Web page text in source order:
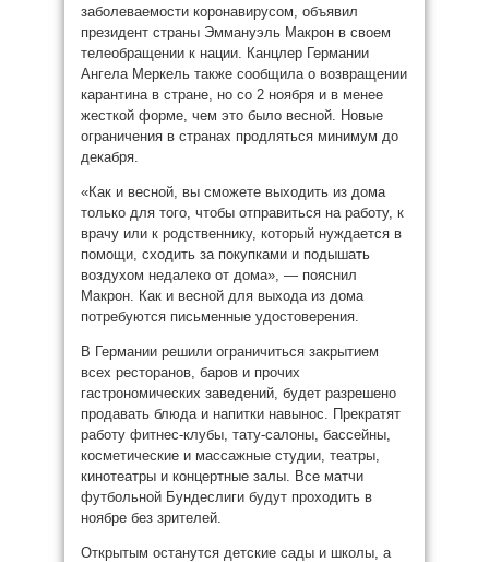
заболеваемости коронавирусом, объявил
президент страны Эммануэль Макрон в своем
телеобращении к нации. Канцлер Германии
Ангела Меркель также сообщила о возвращении
карантина в стране, но со 2 ноября и в менее
жесткой форме, чем это было весной. Новые
ограничения в странах продляться минимум до
декабря.
«Как и весной, вы сможете выходить из дома
только для того, чтобы отправиться на работу, к
врачу или к родственнику, который нуждается в
помощи, сходить за покупками и подышать
воздухом недалеко от дома», — пояснил
Макрон. Как и весной для выхода из дома
потребуются письменные удостоверения.
В Германии решили ограничиться закрытием
всех ресторанов, баров и прочих
гастрономических заведений, будет разрешено
продавать блюда и напитки навынос. Прекратят
работу фитнес-клубы, тату-салоны, бассейны,
косметические и массажные студии, театры,
кинотеатры и концертные залы. Все матчи
футбольной Бундеслиги будут проходить в
ноябре без зрителей.
Открытым останутся детские сады и школы, а